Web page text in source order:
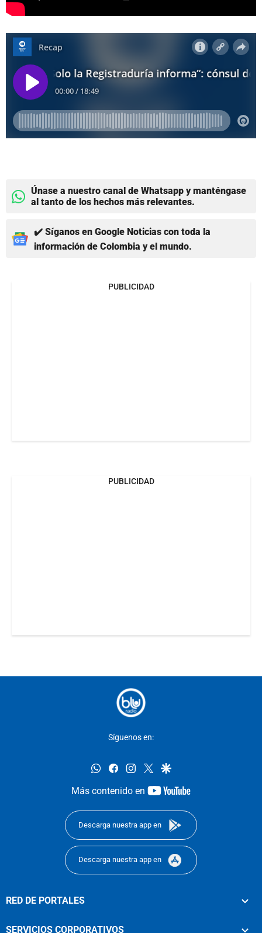
Únase a nuestro canal de Whatsapp y manténgase
al tanto de los hechos más relevantes.
✔️ Síganos en Google Noticias con toda la
información de Colombia y el mundo.
PUBLICIDAD
PUBLICIDAD
Síguenos en:
whatsappfacebookinstagram
twittergoogle
Más contenido en
youtube-
Descarga nuestra app en
Descarga nuestra app en
RED DE PORTALES
SERVICIOS CORPORATIVOS